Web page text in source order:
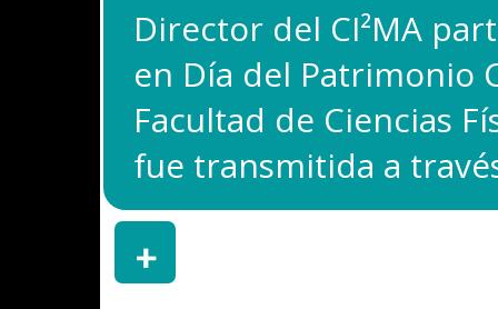
Director del CI²MA
en Día del Patrimonio
Facultad de Ciencias
fue transmitida a
+